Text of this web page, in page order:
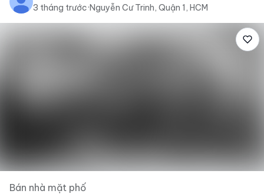
3 tháng trước·Nguyễn Cư Trinh, Quận 1, HCM
Bán nhà mặt phố